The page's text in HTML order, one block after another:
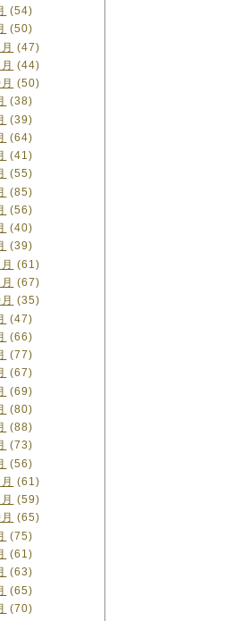
(54)
(50)
(47)
(44)
(50)
(38)
(39)
(64)
(41)
(55)
(85)
(56)
(40)
(39)
(61)
(67)
(35)
(47)
(66)
(77)
(67)
(69)
(80)
(88)
(73)
(56)
(61)
(59)
(65)
(75)
(61)
(63)
(65)
(70)